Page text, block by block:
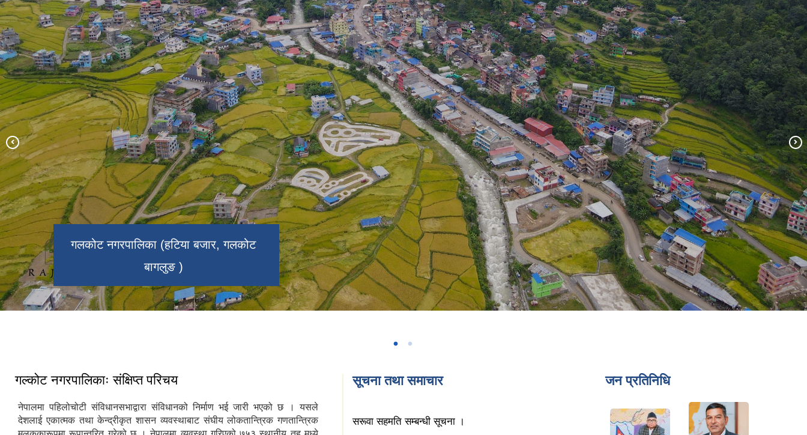
गलकोट नगरपालिका (हटिया बजार, गलकोट
बागलुङ )
गलकोटको धार्मिक र पर्यटकीय गन्तव्य घुम्टे
धुरी। (उचाई ३,१२० मि.)
गल्कोट नगरपालिकाः संक्षिप्त परिचय
नेपालमा पहिलोचोटी संविधानसभाद्वारा संविधानको निर्माण भई जारी भएको छ । यसले
देशलाई एकात्मक तथा केन्द्रीकृत शासन व्यवस्थाबाट संघीय लोकतान्त्रिक गणतान्त्रिक
सूचना तथा समाचार
सरूवा सहमति सम्बन्धी सूचना ।
जन प्रतिनिधि